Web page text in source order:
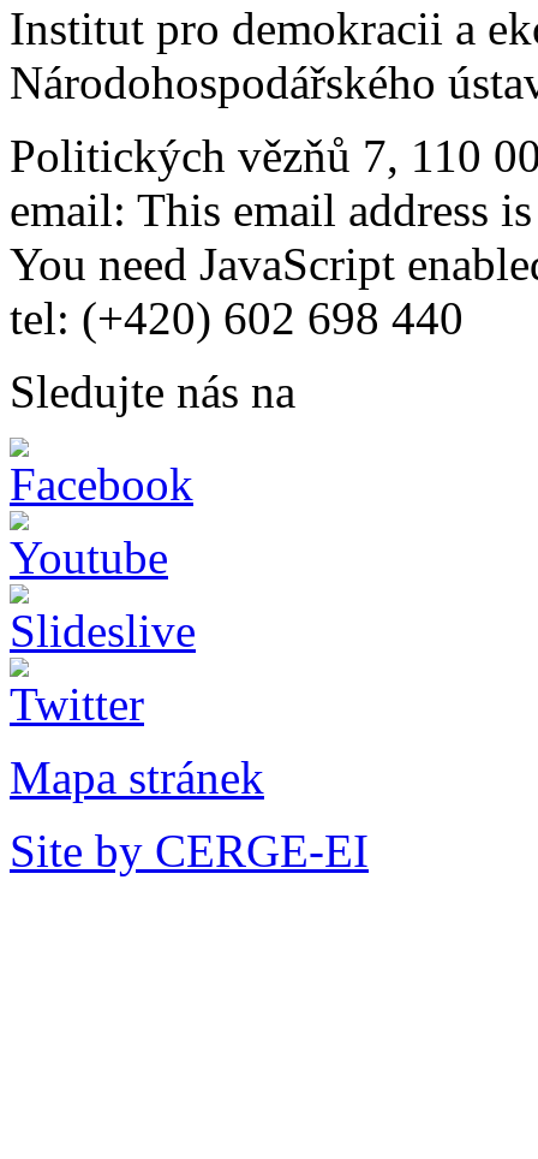
Institut pro demokracii a
Národohospodářského
Politických vězňů 7, 110
email: This email address
You need JavaScript
tel: (+420) 602 698 440
Sledujte nás na
Mapa stránek
Site by CERGE-EI